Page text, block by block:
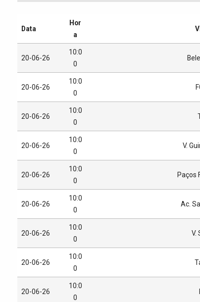
Data
Hor
a
20-06-26
10:0
0
20-06-26
10:0
0
20-06-26
10:0
0
20-06-26
10:0
0
V.
20-06-26
10:0
0
Paços
20-06-26
10:0
0
Ac.
20-06-26
10:0
0
V.
20-06-26
10:0
0
20-06-26
10:0
0